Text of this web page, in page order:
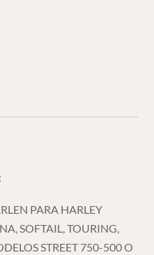
PARA HARLEY
SOFTAIL, TOURING,
STREET 750-500 O